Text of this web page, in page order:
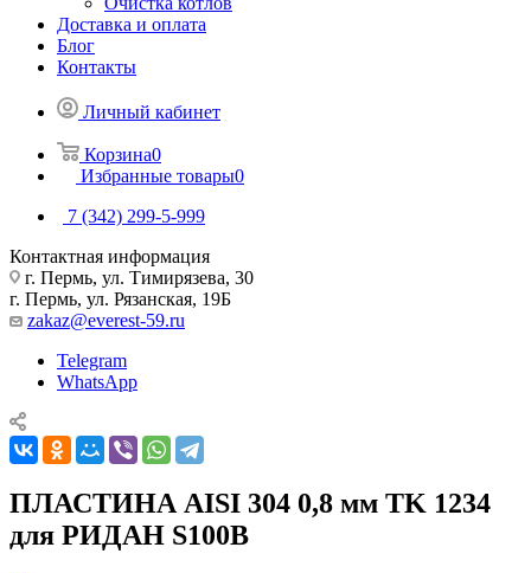
Доставка и оплата
Блог
Контакты
Личный кабинет
Корзина0
Избранные товары0
7 (342) 299-5-999
Контактная информация
г. Пермь, ул. Тимирязева, 30
г. Пермь, ул. Рязанская, 19Б
zakaz@everest-59.ru
Telegram
WhatsApp
ПЛАСТИНА AISI 304 0,8 мм TK 1234
для РИДАН S100B